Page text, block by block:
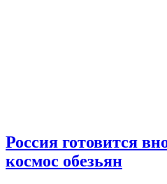
Россия готовится
космос обезьян